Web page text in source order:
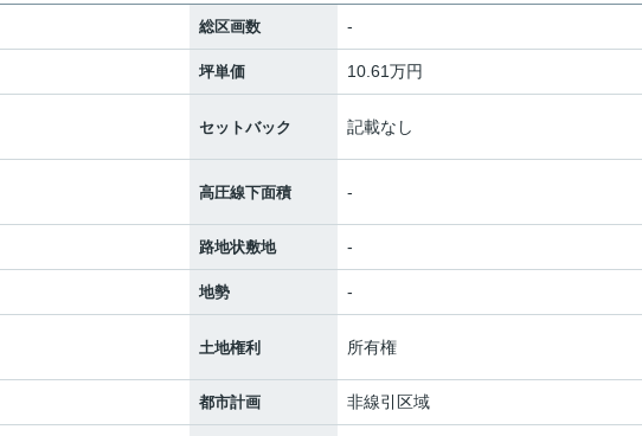
総区画数 -
坪単価 10.61万円
セットバック 記載なし
高圧線下面積 -
路地状敷地 -
地勢 -
土地権利 所有権
都市計画 非線引区域